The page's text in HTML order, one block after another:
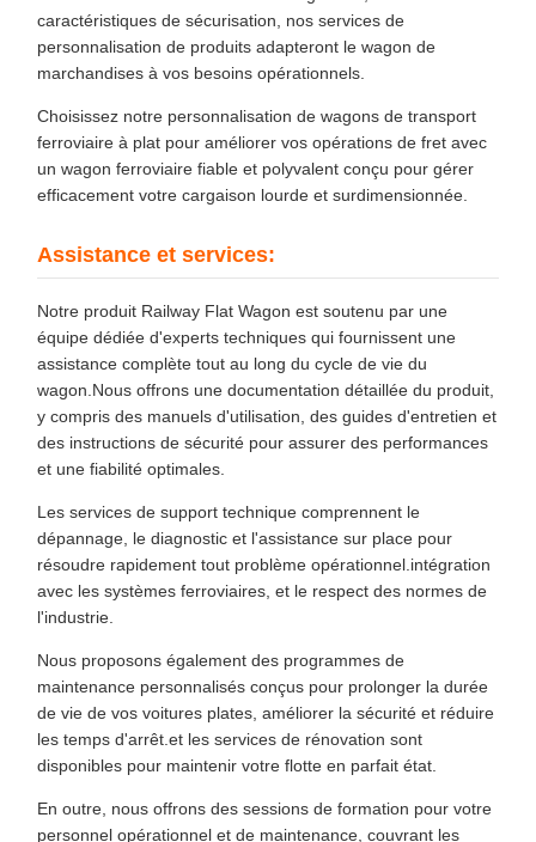
caractéristiques de sécurisation, nos services de
personnalisation de produits adapteront le wagon de
marchandises à vos besoins opérationnels.
Choisissez notre personnalisation de wagons de transport
ferroviaire à plat pour améliorer vos opérations de fret avec
un wagon ferroviaire fiable et polyvalent conçu pour gérer
efficacement votre cargaison lourde et surdimensionnée.
Assistance et services:
Notre produit Railway Flat Wagon est soutenu par une
équipe dédiée d'experts techniques qui fournissent une
assistance complète tout au long du cycle de vie du
wagon.Nous offrons une documentation détaillée du produit,
y compris des manuels d'utilisation, des guides d'entretien et
des instructions de sécurité pour assurer des performances
et une fiabilité optimales.
Les services de support technique comprennent le
dépannage, le diagnostic et l'assistance sur place pour
résoudre rapidement tout problème opérationnel.intégration
avec les systèmes ferroviaires, et le respect des normes de
l'industrie.
Nous proposons également des programmes de
maintenance personnalisés conçus pour prolonger la durée
de vie de vos voitures plates, améliorer la sécurité et réduire
les temps d'arrêt.et les services de rénovation sont
disponibles pour maintenir votre flotte en parfait état.
En outre, nous offrons des sessions de formation pour votre
personnel opérationnel et de maintenance, couvrant les